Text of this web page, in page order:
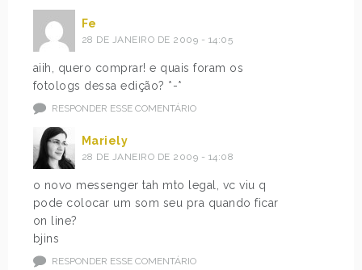
Fe
28 DE JANEIRO DE 2009 - 14:05
aiih, quero comprar! e quais foram os
fotologs dessa edição? *-*
RESPONDER ESSE COMENTÁRIO
Mariely
28 DE JANEIRO DE 2009 - 14:08
o novo messenger tah mto legal, vc viu q
pode colocar um som seu pra quando ficar
on line?
bjins
RESPONDER ESSE COMENTÁRIO